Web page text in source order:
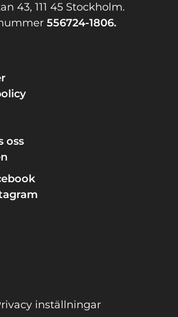
43, 111 45 Stockholm.
556724-1806.
oss
inställningar